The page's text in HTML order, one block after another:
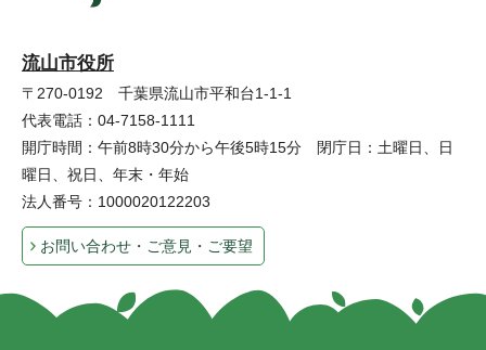
流山市役所
〒270-0192 千葉県流山市平和台1-1-1
代表電話：04-7158-1111
開庁時間：午前8時30分から午後5時15分 閉庁日：土曜日、日
曜日、祝日、年末・年始
法人番号：1000020122203
お問い合わせ・ご意見・ご要望